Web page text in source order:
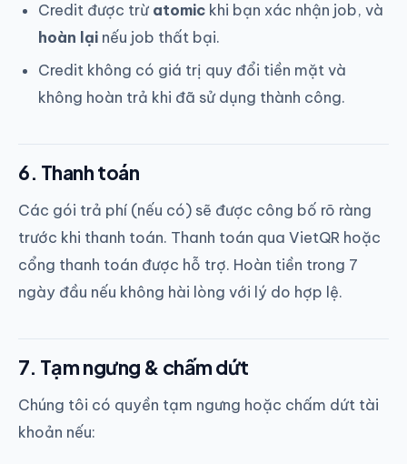
Credit được trừ atomic khi bạn xác nhận job, và
hoàn lại nếu job thất bại.
Credit không có giá trị quy đổi tiền mặt và
không hoàn trả khi đã sử dụng thành công.
6. Thanh toán
Các gói trả phí (nếu có) sẽ được công bố rõ ràng
trước khi thanh toán. Thanh toán qua VietQR hoặc
cổng thanh toán được hỗ trợ. Hoàn tiền trong 7
ngày đầu nếu không hài lòng với lý do hợp lệ.
7. Tạm ngưng & chấm dứt
Chúng tôi có quyền tạm ngưng hoặc chấm dứt tài
khoản nếu: